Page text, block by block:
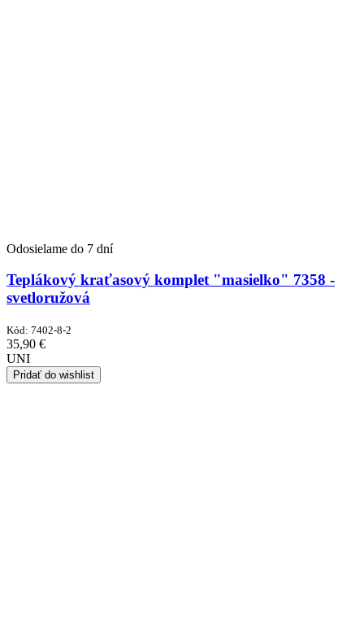
Odosielame do 7 dní
Teplákový kraťasový komplet "masielko" 7358 -
svetloružová
Kód: 7402-8-2
35,90 €
UNI
Pridať do wishlist